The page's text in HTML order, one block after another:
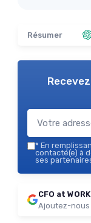
Résumer
* En
contacté(e) à
ses
CFO at
Ajoutez-nous